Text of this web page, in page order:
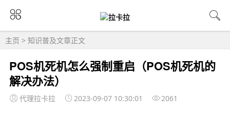
主页 > 知识普及文章正文
POS机死机怎么强制重启（POS机死机的
解决办法）
代理拉卡拉 2023-09-07 10:30:01 2061